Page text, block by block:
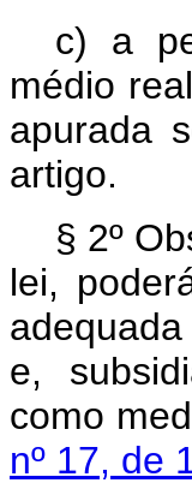
c) a
médio
apurada
§ 2º
lei,
e,
como
nº 17, de